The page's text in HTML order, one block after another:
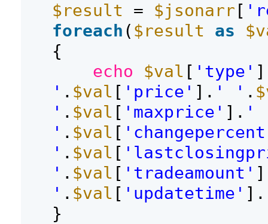
$result = $jsonarr [
foreach ( $result as
{
echo
$val [ 'type'
' . $val [ 'price' ]. ' ' .
' . $val [ 'maxprice' ]. '
' . $val [
' . $val [
' . $val [ 'tradeamount'
' . $val [ 'updatetime' ].
}